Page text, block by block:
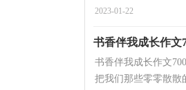
2023-01-22
书香伴我成长作文
书香伴我成长作文
把我们那些零零散散